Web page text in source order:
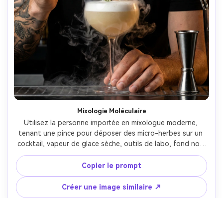
Mixologie Moléculaire
Utilisez la personne importée en mixologue moderne,
tenant une pince pour déposer des micro-herbes sur un
cocktail, vapeur de glace sèche, outils de labo, fond noir
with lumière d’accent, Sony A1 90mm macro, détails nets
sur la garniture, texture de peau et textile photoréaliste,
look pub premium --ar 4:5
Copier le prompt
Créer une image similaire ↗